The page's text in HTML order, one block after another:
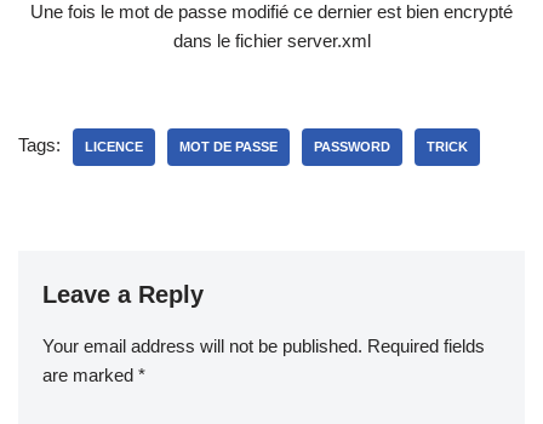
Une fois le mot de passe modifié ce dernier est bien encrypté
dans le fichier server.xml
Tags: LICENCE MOT DE PASSE PASSWORD TRICK
Leave a Reply
Your email address will not be published. Required fields
are marked *